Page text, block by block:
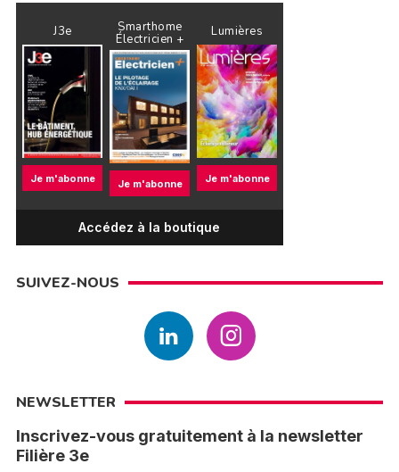
J3e
Je m'abonne
Smarthome
Électricien +
Je m'abonne
Lumières
Je m'abonne
Accédez à la boutique
SUIVEZ-NOUS
NEWSLETTER
Inscrivez-vous gratuitement à la newsletter
Filière 3e